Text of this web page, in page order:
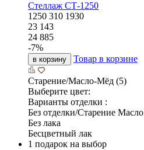
Стеллаж СТ-1250
1250 310 1930
23 143
24 885
-7%
в корзину Товар в корзине
Старение/Масло-Мёд (5)
Выберите цвет:
Варианты отделки :
Без отделки/Старение Масло
Без лака
Бесцветный лак
1 подарок на выбор